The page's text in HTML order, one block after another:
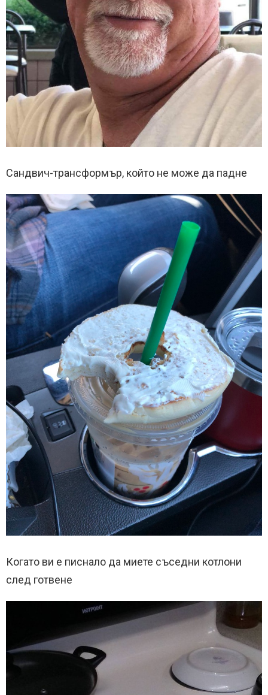
Сандвич-трансформър, който не може да падне
Когато ви е писнало да миете съседни котлони
след готвене